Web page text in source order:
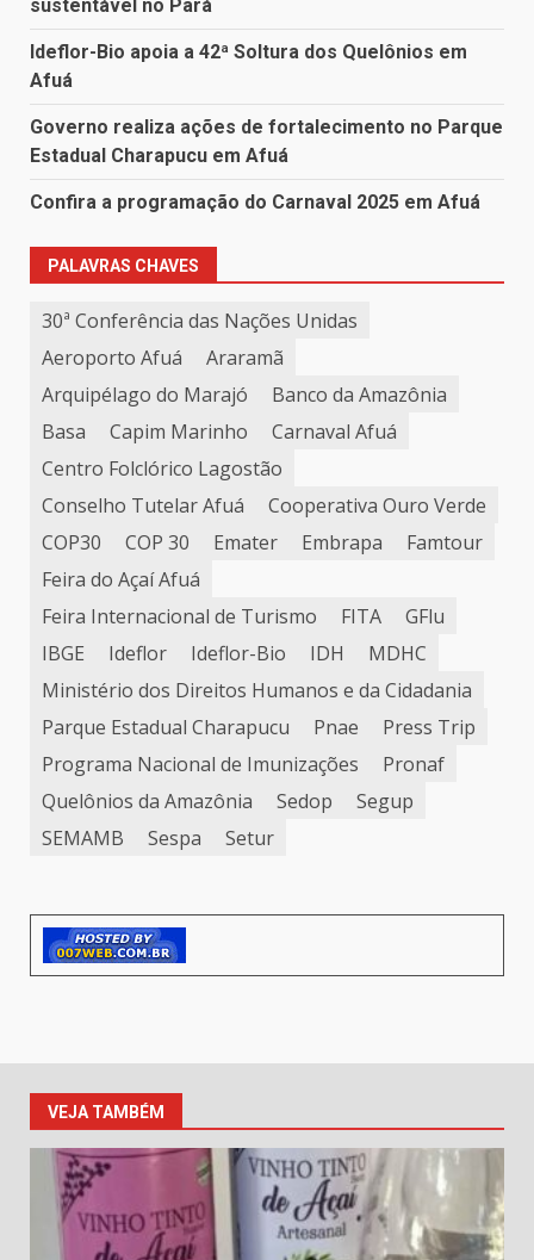
sustentável no Pará
Ideflor-Bio apoia a 42ª Soltura dos Quelônios em
Afuá
Governo realiza ações de fortalecimento no Parque
Estadual Charapucu em Afuá
Confira a programação do Carnaval 2025 em Afuá
PALAVRAS CHAVES
30ª Conferência das Nações Unidas
Aeroporto Afuá
Araramã
Arquipélago do Marajó
Banco da Amazônia
Basa
Capim Marinho
Carnaval Afuá
Centro Folclórico Lagostão
Conselho Tutelar Afuá
Cooperativa Ouro Verde
COP30
COP 30 Emater Embrapa
Famtour
Feira do Açaí Afuá
Feira Internacional de Turismo
FITA
GFlu
IBGE
Ideflor Ideflor-Bio IDH
MDHC
Ministério dos Direitos Humanos e da Cidadania
Parque Estadual Charapucu
Pnae
Press Trip
Programa Nacional de Imunizações
Pronaf
Quelônios da Amazônia
Sedop
Segup
SEMAMB
Sespa Setur
VEJA TAMBÉM